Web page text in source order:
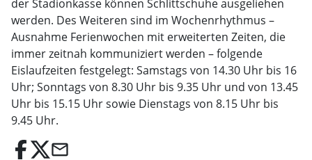
der Stadionkasse können Schlittschuhe ausgeliehen
werden. Des Weiteren sind im Wochenrhythmus –
Ausnahme Ferienwochen mit erweiterten Zeiten, die
immer zeitnah kommuniziert werden – folgende
Eislaufzeiten festgelegt: Samstags von 14.30 Uhr bis 16
Uhr; Sonntags von 8.30 Uhr bis 9.35 Uhr und von 13.45
Uhr bis 15.15 Uhr sowie Dienstags von 8.15 Uhr bis
9.45 Uhr.
email